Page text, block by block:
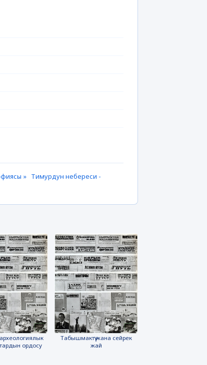
» Тимурдун небереси -
ордосу
Табышмактүү жана сейрек
жай